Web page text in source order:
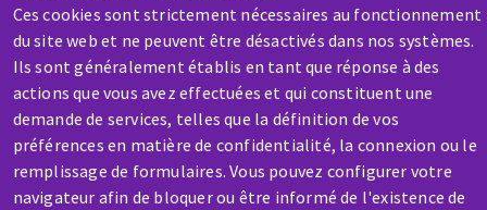
Ces cookies sont strictement nécessaires au fonctionnement
du site web et ne peuvent être désactivés dans nos systèmes.
Ils sont généralement établis en tant que réponse à des
actions que vous avez effectuées et qui constituent une
demande de services, telles que la définition de vos
préférences en matière de confidentialité, la connexion ou le
remplissage de formulaires. Vous pouvez configurer votre
navigateur afin de bloquer ou être informé de l'existence de
SAV / RÉPARATION
Une machine cassée ? En panne ?
Contactez-nous